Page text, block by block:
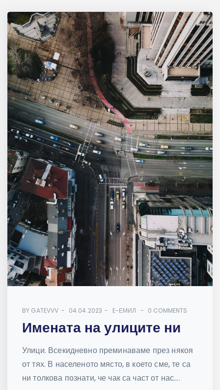
BY GATEVVV 04.04.2023 E-ЕМИЛ 0 COMMENTS
Имената на улиците ни
Улици. Всекидневно преминаваме през някоя
от тях. В населеното място, в което сме, те са
ни толкова познати, че чак са част от нас....